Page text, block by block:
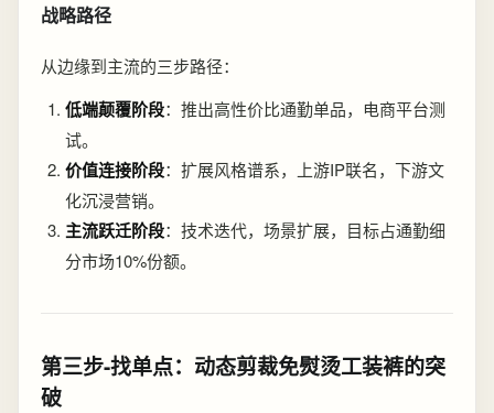
战略路径
从边缘到主流的三步路径：
低端颠覆阶段：推出高性价比通勤单品，电商平台测
试。
价值连接阶段：扩展风格谱系，上游IP联名，下游文
化沉浸营销。
主流跃迁阶段：技术迭代，场景扩展，目标占通勤细
分市场10%份额。
第三步-找单点：动态剪裁免熨烫工装裤的突
破